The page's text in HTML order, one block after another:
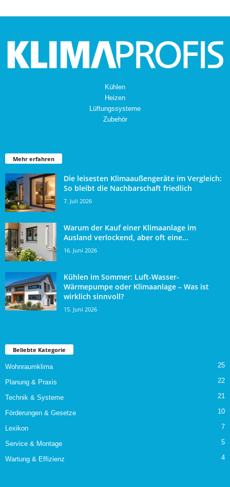
Kühlen
Heizen
Lüftungssysteme
Zubehör
Mehr erfahren
Die leisesten Klimaaußengeräte im Vergleich:
So bleibt die Nachbarschaft friedlich
7. Juli 2026
Warum der Kauf einer Klimaanlage im
Ausland verlockend, aber oft eine...
16. Juni 2026
Kühlen im Sommer: Luft-Wasser-
Wärmepumpe oder Klimaanlage – Was ist
wirklich sinnvoll?
15. Juni 2026
Beliebte Kategorie
Wohnraumklima 25
Planung & Praxis 22
Technik & Systeme 21
Förderungen & Gesetze 10
Lexikon 7
Service & Montage 5
Wartung & Effizienz 4